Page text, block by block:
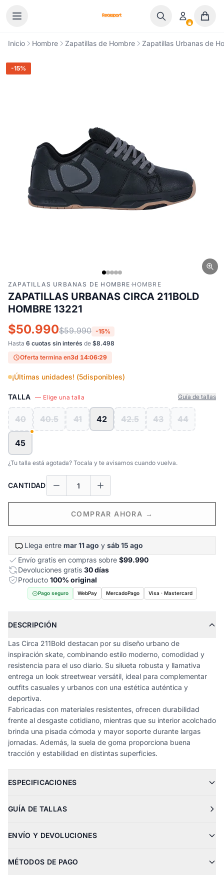
Inicio Hombre Zapatillas de Hombre Zapatillas Urbanas de
-15%
ZAPATILLAS URBANAS DE HOMBRE ·HOMBRE
ZAPATILLAS URBANAS CIRCA 211BOLD
HOMBRE 13221
$50.990$59.990 -15%
Hasta 6 cuotas sin interés de $8.498
Oferta termina en3d 14:06:28
¡Últimas unidades! (5disponibles)
TALLA — Elige una talla Guía de tallas
40 40.5 41 42 42.5 43 44
45
¿Tu talla está agotada? Tocala y te avisamos cuando vuelva.
CANTIDAD
COMPRAR AHORA →
Llega entre mar 11 ago y sáb 15 ago
Envío gratis en compras sobre $99.990
Devoluciones gratis 30 días
Producto 100% original
Pago seguro WebPay MercadoPago Visa · Mastercard
DESCRIPCIÓN
Las Circa 211Bold destacan por su diseño urbano de
inspiración skate, combinando estilo moderno, comodidad y
resistencia para el uso diario. Su silueta robusta y llamativa
entrega un look streetwear versátil, ideal para complementar
outfits casuales y urbanos con una estética auténtica y
deportiva.
Fabricadas con materiales resistentes, ofrecen durabilidad
frente al desgaste cotidiano, mientras que su interior acolchado
brinda una pisada cómoda y mayor soporte durante largas
jornadas. Además, la suela de goma proporciona buena
tracción y estabilidad en distintas superficies.
ESPECIFICACIONES
GUÍA DE TALLAS
ENVÍO Y DEVOLUCIONES
MÉTODOS DE PAGO